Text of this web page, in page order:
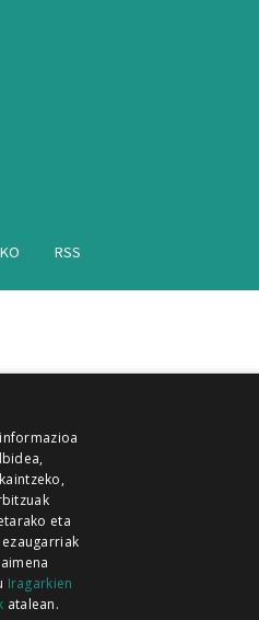
RSS
GUKA
eta
Iragarkien
atalean.